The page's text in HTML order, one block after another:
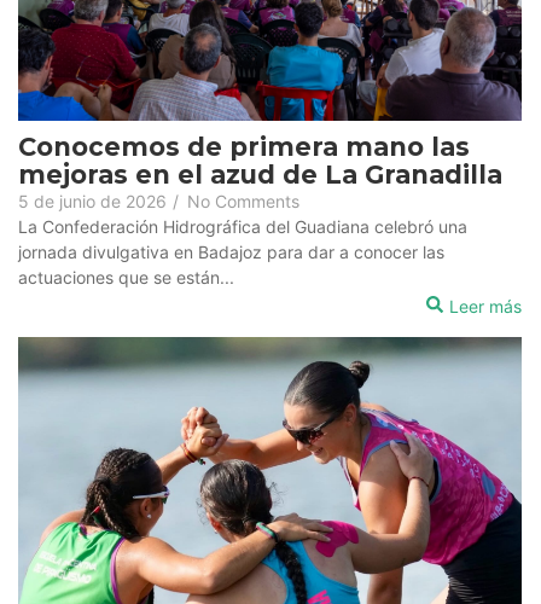
Conocemos de primera mano las
mejoras en el azud de La Granadilla
5 de junio de 2026 / No Comments
La Confederación Hidrográfica del Guadiana celebró una
jornada divulgativa en Badajoz para dar a conocer las
actuaciones que se están...
Leer más